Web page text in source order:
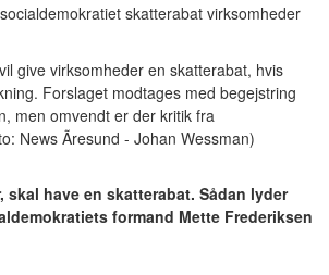
give virksomheder en skatterabat, hvis
Forslaget modtages med begejstring
men omvendt er der kritik fra
News Ãresund - Johan Wessman)
skal have en skatterabat. Sådan lyder
formand Mette Frederiksen